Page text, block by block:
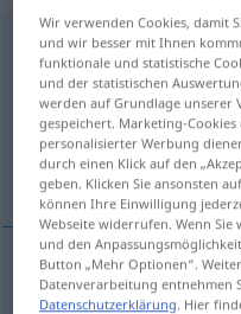
Märchen [ˈmɛːrçən]n <
Übersicht aller
(Für mehr Details die
histoires conte
contem(de fées)
Wir verwenden Cookies, damit
und wir besser mit Ihnen
funktionale und statistische
und der statistischen
werden auf Grundlage unserer
gespeichert. Marketing-
personalisierter Werbung
durch einen Klick auf den
geben. Klicken Sie ansonsten
können Ihre Einwilligung
Webseite widerrufen. Wenn
und den
Button „Mehr Optionen“.
Datenverarbeitung entnehmen
Datenschutzerklärung. Hier